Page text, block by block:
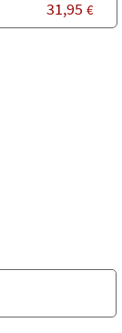
31,95 €